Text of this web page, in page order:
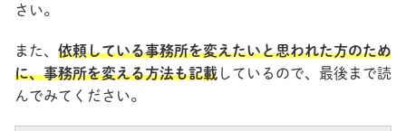
さい。
また、 依頼している事務所を変えたいと思われた方のため
に、事務所を変える方法も記載 しているので、最後まで読
んでみてください。